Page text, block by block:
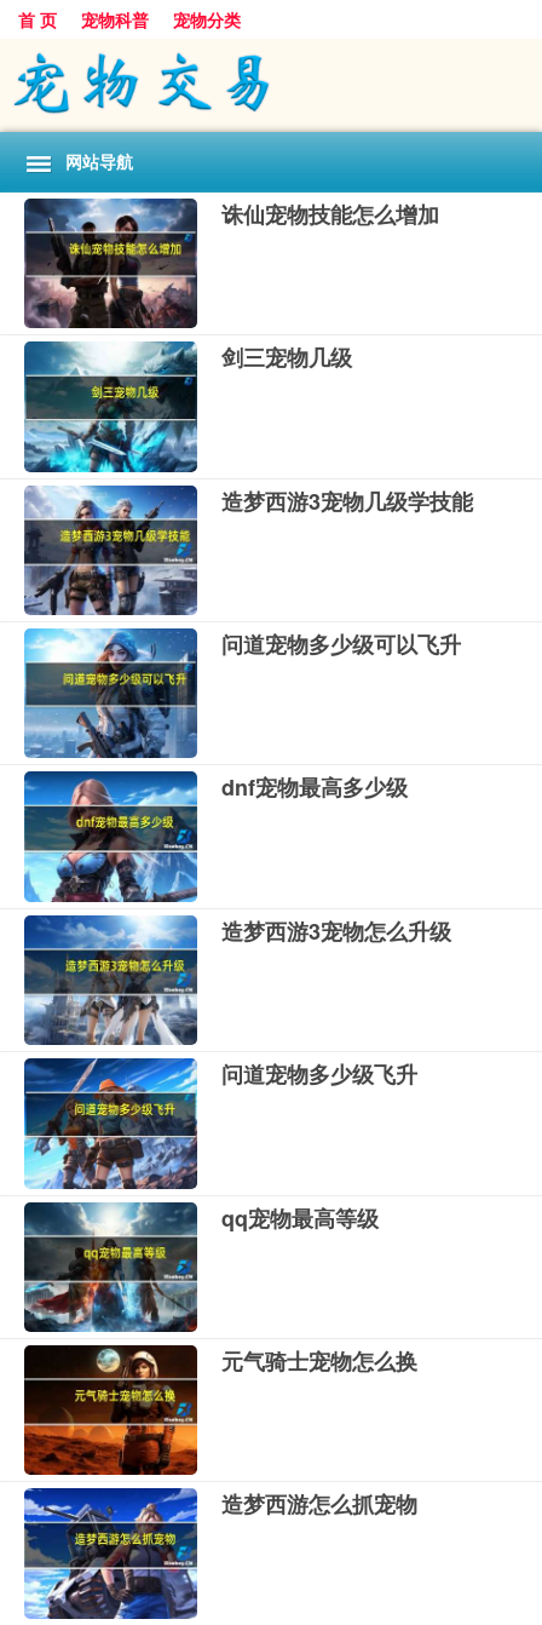
首 页 宠物科普 宠物分类
网站导航
诛仙宠物技能怎么增加
剑三宠物几级
造梦西游3宠物几级学技能
问道宠物多少级可以飞升
dnf宠物最高多少级
造梦西游3宠物怎么升级
问道宠物多少级飞升
qq宠物最高等级
元气骑士宠物怎么换
造梦西游怎么抓宠物